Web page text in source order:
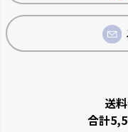
送
合計